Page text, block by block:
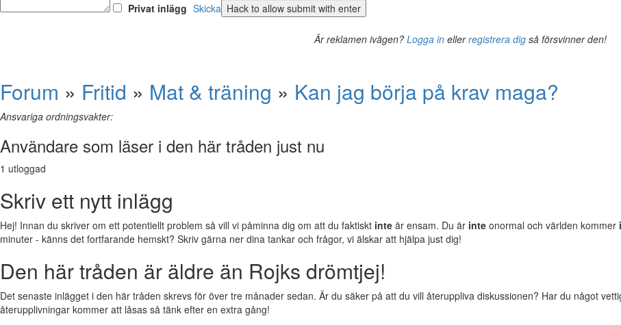
Privat inlägg Skicka
Är reklamen ivägen? Logga inellerregistrera digså försvinner den!
Forum » Fritid » Mat & träning » Kan jag börja på krav maga?
Ansvariga ordningsvakter:
Användare som läser i den här tråden just nu
1 utloggad
Skriv ett nytt inlägg
Hej! Innan du skriver om ett potentiellt problem så vill vi påminna dig om att du faktiskt inte är ensam. Du är inte onormal och världen kommer
minuter - känns det fortfarande hemskt? Skriv gärna ner dina tankar och frågor, vi älskar att hjälpa just dig!
Den här tråden är äldre än Rojks drömtjej!
Det senaste inlägget i den här tråden skrevs för över tre månader sedan. Är du säker på att du vill återuppliva diskussionen? Har du något
återupplivningar kommer att låsas så tänk efter en extra gång!